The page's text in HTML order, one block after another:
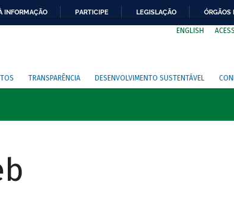
INFORMAÇÃO PARTICIPE LEGISLAÇÃO ÓRGÃOS
ENGLISH
TRANSPARÊNCIA DESENVOLVIMENTO SUSTENTÁVEL